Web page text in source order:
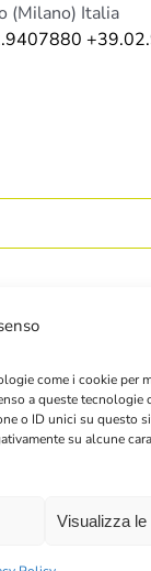
come i cookie per
a queste tecnologie
o ID unici su questo
su alcune
Visualizza le
(Milano) Italia